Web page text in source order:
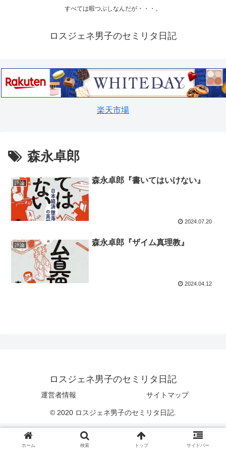
すべては暇つぶしなんだが・・・。
ロスジェネ男子のセミリタ日記
楽天市場
森永卓郎
評論 森永卓郎『書いてはいけない』
2024.07.20
評論 森永卓郎『ザイム真理教』
2024.04.12
ロスジェネ男子のセミリタ日記
運営者情報 サイトマップ
© 2020 ロスジェネ男子のセミリタ日記.
ホーム 検索 トップ サイドバー